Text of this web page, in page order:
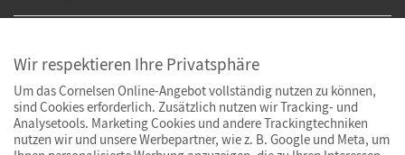
Wir respektieren Ihre Privatsphäre
Um das Cornelsen Online-Angebot vollständig nutzen zu können,
sind Cookies erforderlich. Zusätzlich nutzen wir Tracking- und
Analysetools. Marketing Cookies und andere Trackingtechniken
nutzen wir und unsere Werbepartner, wie z. B. Google und Meta, um